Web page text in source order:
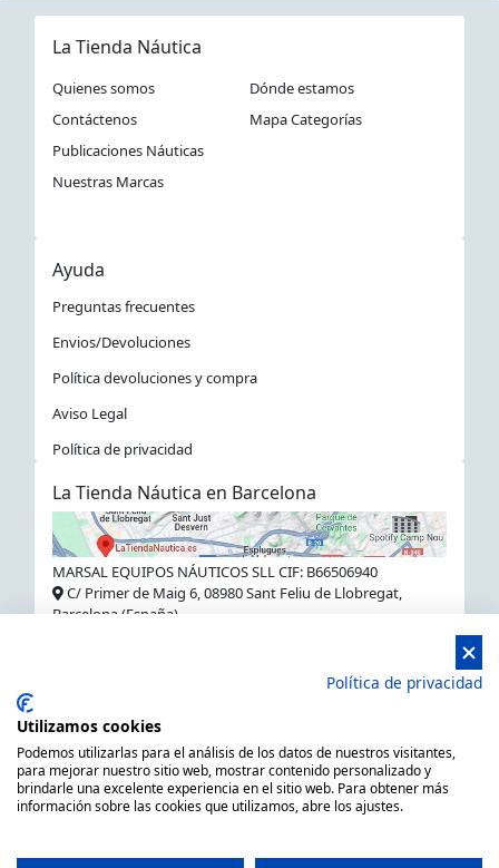
La Tienda Náutica
Quienes somos
Dónde estamos
Contáctenos
Mapa Categorías
Publicaciones Náuticas
Nuestras Marcas
Ayuda
Preguntas frecuentes
Envios/Devoluciones
Política devoluciones y compra
Aviso Legal
Política de privacidad
La Tienda Náutica en Barcelona
MARSAL EQUIPOS NÁUTICOS SLL CIF: B66506940
C/ Primer de Maig 6, 08980 Sant Feliu de Llobregat,
Barcelona (España)
Política de privacidad
Utilizamos cookies
Podemos utilizarlas para el análisis de los datos de nuestros visitantes,
para mejorar nuestro sitio web, mostrar contenido personalizado y
brindarle una excelente experiencia en el sitio web. Para obtener más
información sobre las cookies que utilizamos, abre los ajustes.